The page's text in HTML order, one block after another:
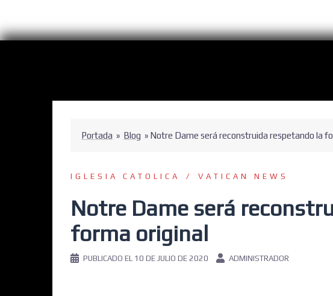
Portada » Blog » Notre Dame será reconstruida respetando la
IGLESIA CATOLICA VATICAN NEWS
Notre Dame será
forma original
PUBLICADO EL 10 DE JULIO DE 2020 ADMINISTRADOR